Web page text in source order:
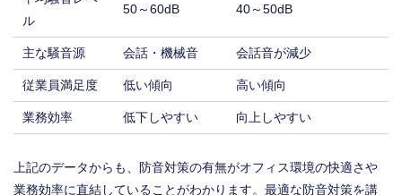
ル
50～60dB 40～50dB
主な騒音源 会話・機械音 会話音が減少
従業員満足度 低い傾向 高い傾向
業務効率 低下しやすい 向上しやすい
上記のデータからも、防音対策の有無がオフィス環境の快適さや
業務効率に直結していることがわかります。最適な防音対策を講